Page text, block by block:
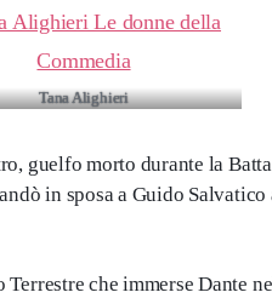
Tana Alighieri
guelfo morto durante la
in sposa a Guido
che immerse Dante